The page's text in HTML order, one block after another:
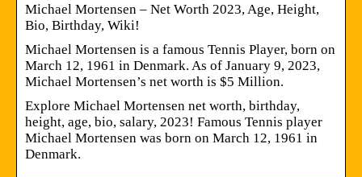
Michael Mortensen – Net Worth 2023, Age, Height,
Bio, Birthday, Wiki!
Michael Mortensen is a famous Tennis Player, born on
March 12, 1961 in Denmark. As of January 9, 2023,
Michael Mortensen’s net worth is $5 Million.
Explore Michael Mortensen net worth, birthday,
height, age, bio, salary, 2023! Famous Tennis player
Michael Mortensen was born on March 12, 1961 in
Denmark.